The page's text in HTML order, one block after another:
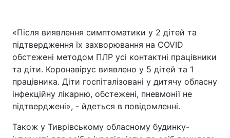
«Після виявлення симптоматики у 2 дітей та
підтвердження їх захворювання на COVID
обстежені методом ПЛР усі контактні працівники
та діти. Коронавірус виявлено у 5 дітей та 1
працівника. Діти госпіталізовані у дитячу обласну
інфекційну лікарню, обстежені, пневмонії не
підтверджені», - йдеться в повідомленні.
Також у Тиврівському обласному будинку-